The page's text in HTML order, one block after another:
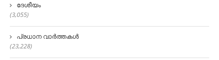
ദേശീയം
(3,055)
പ്രധാന വാർത്തകൾ
(23,228)